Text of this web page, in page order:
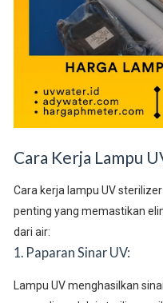
Cara Kerja Lampu
Cara kerja lampu UV
penting yang memastikan
dari air:
1. Paparan Sinar UV:
Lampu UV menghasilkan